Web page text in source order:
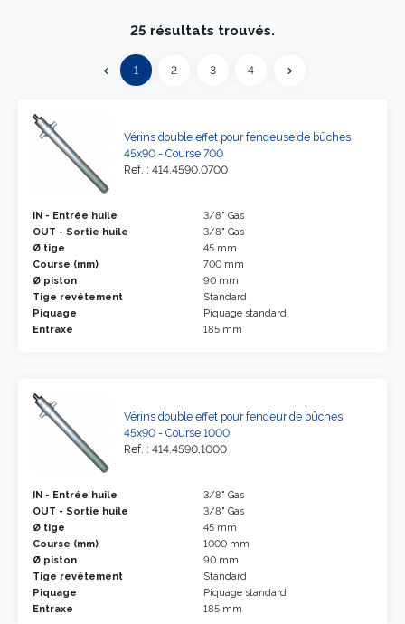
25 résultats trouvés.
chevron_left Précédent
1 2 3 4 chevron_rightSuivant
Vérins double effet pour fendeuse de bûches
45x90 - Course 700
Ref. : 414.4590.0700
IN - Entrée huile
3/8" Gas
OUT - Sortie huile
3/8" Gas
Ø tige
45 mm
Course (mm)
700 mm
Ø piston
90 mm
Tige revêtement
Standard
Piquage
Piquage standard
Entraxe
185 mm
Vérins double effet pour fendeur de bûches
45x90 - Course 1000
Ref. : 414.4590.1000
IN - Entrée huile
3/8" Gas
OUT - Sortie huile
3/8" Gas
Ø tige
45 mm
Course (mm)
1000 mm
Ø piston
90 mm
Tige revêtement
Standard
Piquage
Piquage standard
Entraxe
185 mm